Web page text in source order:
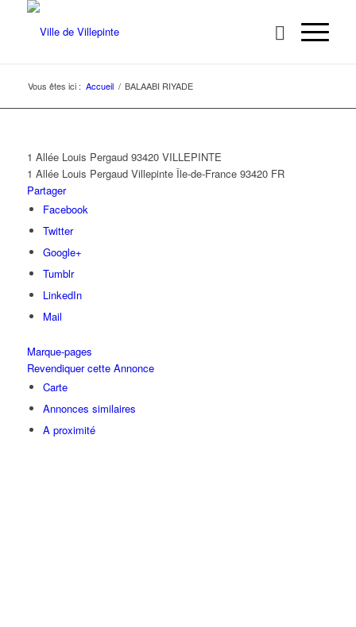
Vous êtes ici : Accueil / BALAABI RIYADE
1 Allée Louis Pergaud 93420 VILLEPINTE
1 Allée Louis Pergaud Villepinte Île-de-France 93420 FR
Partager
Facebook
Twitter
Google+
Tumblr
LinkedIn
Mail
Marque-pages
Revendiquer cette Annonce
Carte
Annonces similaires
A proximité